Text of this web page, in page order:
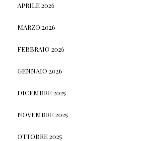
APRILE 2026
MARZO 2026
FEBBRAIO 2026
GENNAIO 2026
DICEMBRE 2025
NOVEMBRE 2025
OTTOBRE 2025